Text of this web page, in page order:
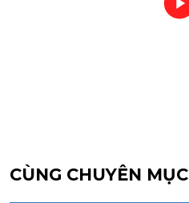
CÙNG CHUYÊN MỤC